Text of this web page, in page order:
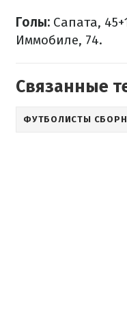
Голы: Сапата,
Иммобиле, 74.
Связанные
ФУТБОЛИСТЫ